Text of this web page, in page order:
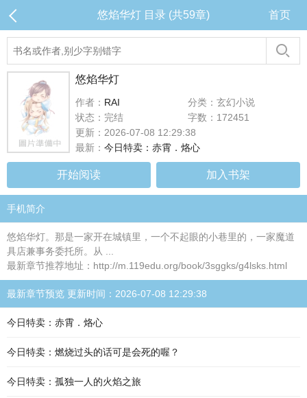
悠焰华灯 目录 (共59章) 首页
悠焰华灯
作者： RAI
分类：玄幻小说
状态：完结
字数：172451
更新：2026-07-08 12:29:38
最新： 今日特卖：赤霄．烙心
开始阅读 加入书架
手机简介
悠焰华灯。那是一家开在城镇里，一个不起眼的小巷里的，一家魔道
具店兼事务委托所。从 ...
最新章节推荐地址：http://m.119edu.org/book/3sggks/g4lsks.html
最新章节预览 更新时间：2026-07-08 12:29:38
今日特卖：赤霄．烙心
今日特卖：燃烧过头的话可是会死的喔？
今日特卖：孤独一人的火焰之旅